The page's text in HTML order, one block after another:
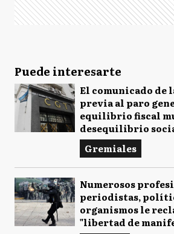
Puede interesarte
El comunicado de
previa al paro general: "El
equilibrio fiscal
desequilibrio
Gremiales
Numerosos
periodistas,
organismos le
"libertad de